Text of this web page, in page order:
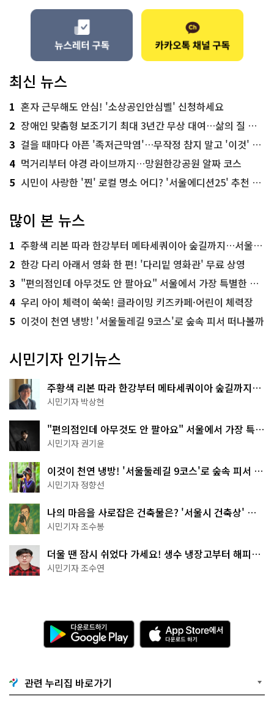
최신 뉴스
1 혼자 근무해도 안심! '소상공인안심벨' 신청하세요
2 장애인 맞춤형 보조기기 최대 3년간 무상 대여…삶의 질 높인다
3 걸을 때마다 아픈 '족저근막염'…무작정 참지 말고 '이것' 해보세요!
4 먹거리부터 야경 라이브까지…망원한강공원 알짜 코스
5 시민이 사랑한 '찐' 로컬 명소 어디? '서울에디션25' 추천 코스
많이 본 뉴스
1 주황색 리본 따라 한강부터 메타세쿼이아 숲길까지…서울둘레길 15코스
2 한강 다리 아래서 영화 한 편! '다리밑 영화관' 무료 상영
3 "편의점인데 아무것도 안 팔아요" 서울에서 가장 특별한 편의점의 정체
4 우리 아이 체력이 쑥쑥! 클라이밍 키즈카페·어린이 체력장
5 이것이 천연 냉방! '서울둘레길 9코스'로 숲속 피서 떠나볼까
시민기자 인기뉴스
주황색 리본 따라 한강부터 메타세쿼이아 숲길까지…
서울둘레길 15코스
시민기자 박상현
"편의점인데 아무것도 안 팔아요" 서울에서 가장 특별
한 편의점의 정체
시민기자 권기윤
이것이 천연 냉방! '서울둘레길 9코스'로 숲속 피서 떠
나볼까
시민기자 정향선
나의 마음을 사로잡은 건축물은? '서울시 건축상' 수
상작 공개!
시민기자 조수봉
더울 땐 잠시 쉬었다 가세요! 생수 냉장고부터 해피소
·무더위쉼터까지
시민기자 조수연
다
운
로
기
G
o
A
p
p
e
관련 누리집 바로가기